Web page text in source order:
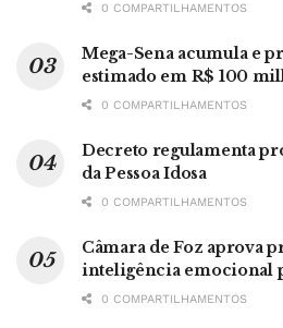
0 COMPARTILHAMENTOS
Mega-Sena acumula e
estimado em R$ 100
0 COMPARTILHAMENTOS
Decreto regulamenta
da Pessoa Idosa
0 COMPARTILHAMENTOS
Câmara de Foz aprova
inteligência emocional
0 COMPARTILHAMENTOS